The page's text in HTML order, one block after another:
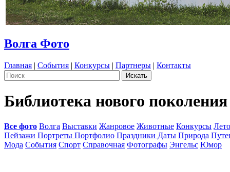
Волга Фото
Главная | События | Конкурсы | Партнеры | Контакты
Библиотека нового поколения
Все фото Волга Выставки Жанровое Животные Конкурсы
Пейзажи Портреты Портфолио Праздники Даты Природа
Мода События Спорт Справочная Фотографы Энгельс Юмор